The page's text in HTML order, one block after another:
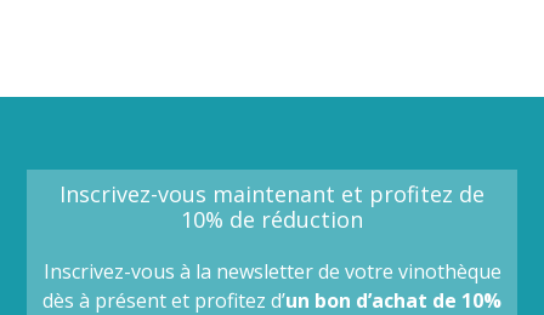
Inscrivez-vous maintenant et profitez de
10% de réduction
Inscrivez-vous à la newsletter de votre vinothèque
dès à présent et profitez d’un bon d’achat de 10%